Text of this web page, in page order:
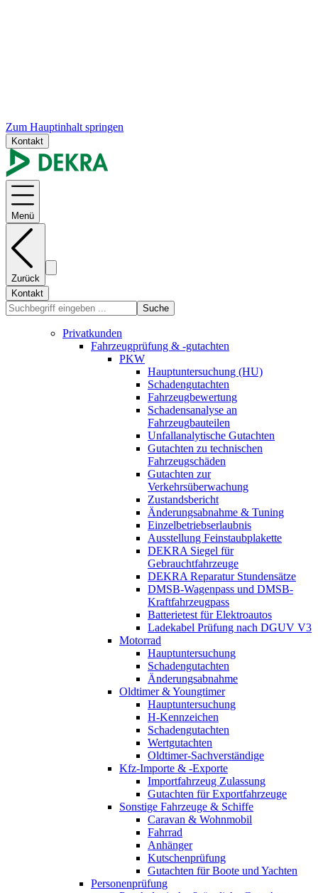
Zum Hauptinhalt springen
Kontakt
Menü
Zurück
Kontakt
Suche
Privatkunden
Fahrzeugprüfung & -gutachten
PKW
Hauptuntersuchung (HU)
Schadengutachten
Fahrzeugbewertung
Schadensanalyse an
Fahrzeugbauteilen
Unfallanalytische Gutachten
Gutachten zu technischen
Fahrzeugschäden
Gutachten zur
Verkehrsüberwachung
Zustandsbericht
Änderungsabnahme & Tuning
Einzelbetriebserlaubnis
Ausstellung Feinstaubplakette
DEKRA Siegel für
Gebrauchtfahrzeuge
DEKRA Reparatur Stundensätze
DMSB-Wagenpass und DMSB-
Kraftfahrzeugpass
Batterietest für Elektroautos
Ladekabel Prüfung nach DGUV V3
Motorrad
Hauptuntersuchung
Schadengutachten
Änderungsabnahme
Oldtimer & Youngtimer
Hauptuntersuchung
H-Kennzeichen
Schadengutachten
Wertgutachten
Oldtimer-Sachverständige
Kfz-Importe & -Exporte
Importfahrzeug Zulassung
Gutachten für Exportfahrzeuge
Sonstige Fahrzeuge & Schiffe
Caravan & Wohnmobil
Fahrrad
Anhänger
Kutschenprüfung
Gutachten für Boote und Yachten
Personenprüfung